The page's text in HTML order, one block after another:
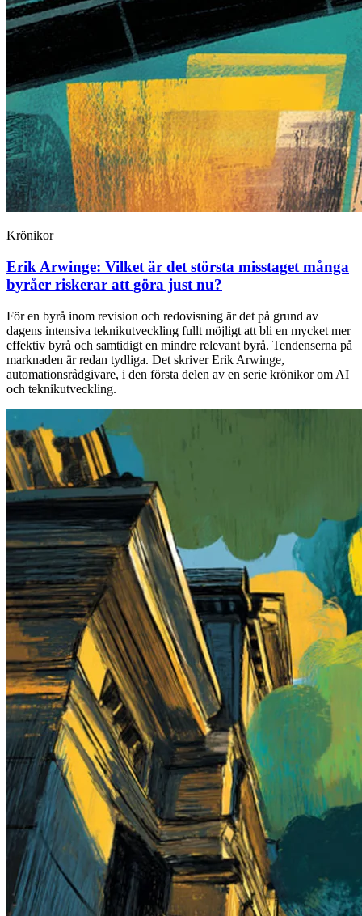
Krönikor
Erik Arwinge: Vilket är det största misstaget många
byråer riskerar att göra just nu?
För en byrå inom revision och redovisning är det på grund av
dagens intensiva teknikutveckling fullt möjligt att bli en mycket mer
effektiv byrå och samtidigt en mindre relevant byrå. Tendenserna på
marknaden är redan tydliga. Det skriver Erik Arwinge,
automationsrådgivare, i den första delen av en serie krönikor om AI
och teknikutveckling.